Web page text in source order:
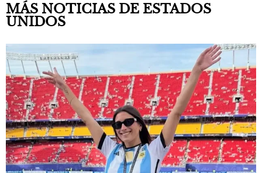
MÁS NOTICIAS DE ESTADOS
UNIDOS